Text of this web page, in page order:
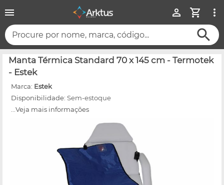
Procure por nome, marca, código...
Manta Térmica Standard 70 x 145 cm - Termotek
- Estek
Marca: Estek
Disponibilidade: Sem-estoque
...Veja mais informações